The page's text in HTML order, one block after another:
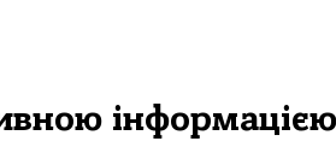
інформацією